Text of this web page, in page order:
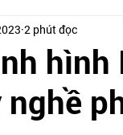
CÂU CHUYỆN
2 phút đọc